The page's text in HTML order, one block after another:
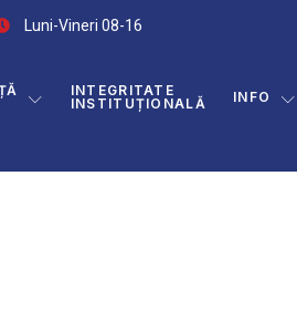
Luni-Vineri 08-16
INTEGRITATE
INSTITUȚIONALĂ
INFO